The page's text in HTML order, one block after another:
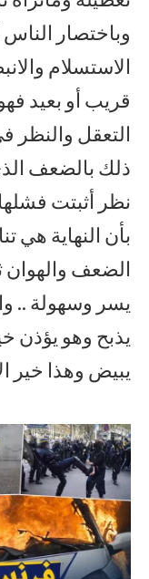
وباختصار
الاستسلام
قريب أو بعيد
التعقل والنظر
ذلك بالضعف
نظر أثبتت
بأن النهاية هي
الضعف والهوان
يسر وسهولة ..
يذبح وهو يؤذن
يبيض وهذا خير